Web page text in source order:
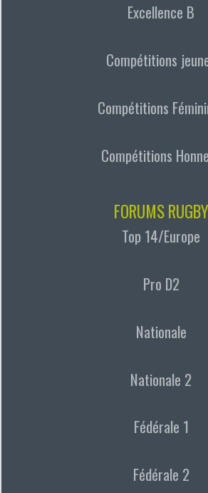
Excellence B
Compétitions
Compétitions
Compétitions
FORUMS RUGBY
Top 14/Europe
Pro D2
Nationale
Nationale 2
Fédérale 1
Fédérale 2